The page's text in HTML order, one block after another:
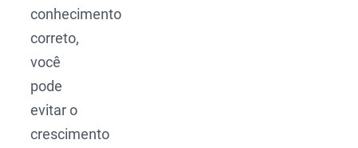
conhecimento
correto,
você
pode
evitar o
crescimento